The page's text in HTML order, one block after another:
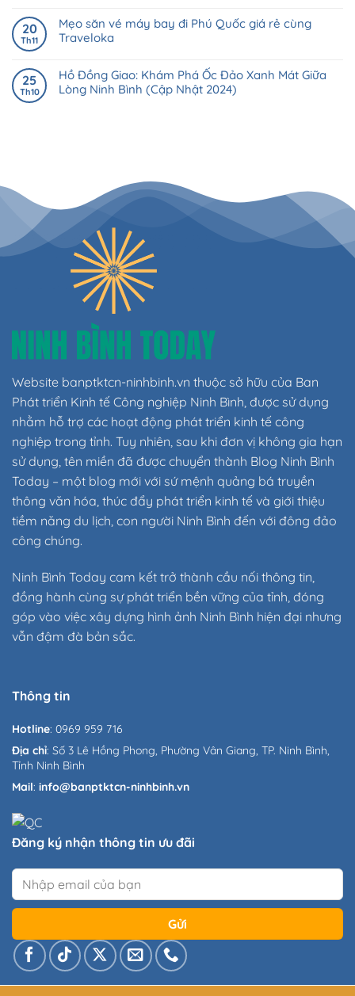
20
Th11
Mẹo săn vé máy bay đi Phú Quốc giá rẻ cùng
Traveloka
25
Th10
Hồ Đồng Giao: Khám Phá Ốc Đảo Xanh Mát Giữa
Lòng Ninh Bình (Cập Nhật 2024)
Website banptktcn-ninhbinh.vn thuộc sở hữu của Ban
Phát triển Kinh tế Công nghiệp Ninh Bình, được sử dụng
nhằm hỗ trợ các hoạt động phát triển kinh tế công
nghiệp trong tỉnh. Tuy nhiên, sau khi đơn vị không gia hạn
sử dụng, tên miền đã được chuyển thành Blog Ninh Bình
Today – một blog mới với sứ mệnh quảng bá truyền
thông văn hóa, thúc đẩy phát triển kinh tế và giới thiệu
tiềm năng du lịch, con người Ninh Bình đến với đông đảo
công chúng.
Ninh Bình Today cam kết trở thành cầu nối thông tin,
đồng hành cùng sự phát triển bền vững của tỉnh, đóng
góp vào việc xây dựng hình ảnh Ninh Bình hiện đại nhưng
vẫn đậm đà bản sắc.
Thông tin
Hotline: 0969 959 716
Địa chỉ: Số 3 Lê Hồng Phong, Phường Vân Giang, TP. Ninh Bình,
Tỉnh Ninh Bình
Mail: info@banptktcn-ninhbinh.vn
Đăng ký nhận thông tin ưu đãi